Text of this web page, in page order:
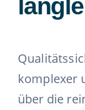
komplexer
über die